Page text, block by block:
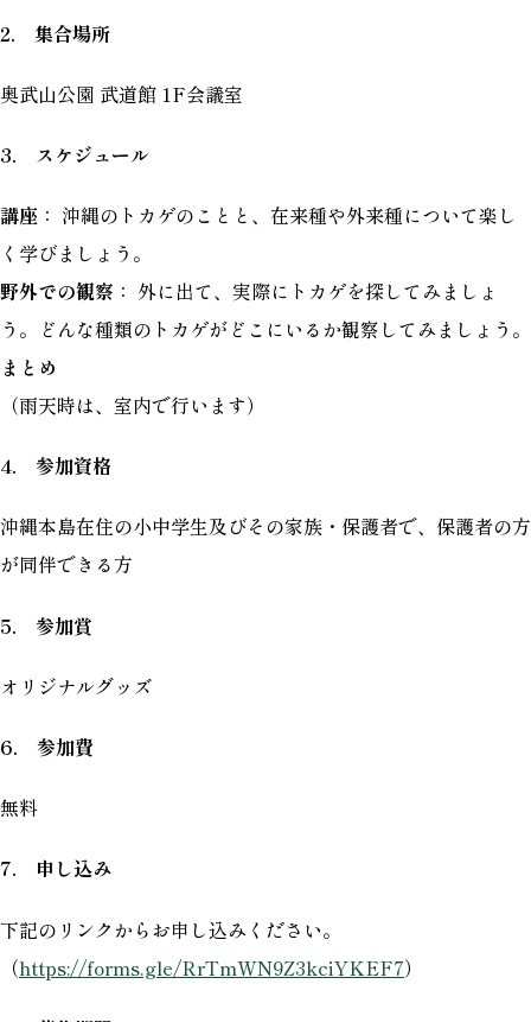
2. 集合場所
奥武山公園 武道館 1F会議室
3. スケジュール
講座 ： 沖縄のトカゲのことと、在来種や外来種について楽し
く学びましょう。
野外での観察 ： 外に出て、実際にトカゲを探してみましょ
う。どんな種類のトカゲがどこにいるか観察してみましょう。
まとめ
（雨天時は、室内で行います）
4. 参加資格
沖縄本島在住の小中学生及びその家族・保護者で、保護者の方
が同伴できる方
5. 参加賞
オリジナルグッズ
6. 参加費
無料
7. 申し込み
下記のリンクからお申し込みください。
（https://forms.gle/RrTmWN9Z3kciYKEF7）